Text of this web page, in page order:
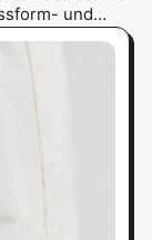
und
Frauen
optimiert, um